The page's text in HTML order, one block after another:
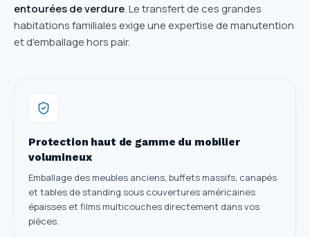
entourées de verdure. Le transfert de ces grandes
habitations familiales exige une expertise de manutention
et d'emballage hors pair.
Protection haut de gamme du mobilier
volumineux
Emballage des meubles anciens, buffets massifs, canapés
et tables de standing sous couvertures américaines
épaisses et films multicouches directement dans vos
pièces.